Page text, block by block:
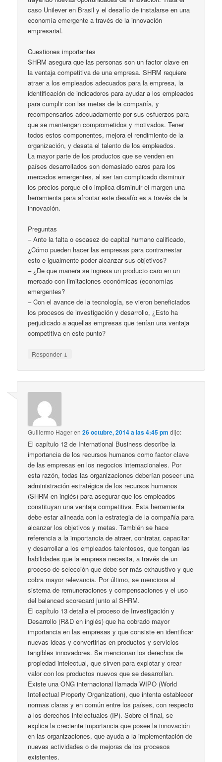
caso Unilever en Brasil y el desafío de instalarse en una
economía emergente a través de la innovación
empresarial.
Cuestiones importantes
SHRM asegura que las personas son un factor clave en
la ventaja competitiva de una empresa. SHRM requiere
atraer a los empleados adecuados para la empresa, la
identificación de indicadores para ayudar a los empleados
para cumplir con las metas de la compañía, y
recompensarlos adecuadamente por sus esfuerzos para
que se mantengan comprometidos y motivados. Tener
todos estos componentes, mejora el rendimiento de la
organización, y desata el talento de los empleados.
La mayor parte de los productos que se venden en
países desarrollados son demasiado caros para los
mercados emergentes, al ser tan complicado disminuir
los precios porque ello implica disminuir el margen una
herramienta para afrontar este desafío es a través de la
innovación.
Preguntas
– Ante la falta o escasez de capital humano calificado,
¿Cómo pueden hacer las empresas para contrarrestar
esto e igualmente poder alcanzar sus objetivos?
– ¿De que manera se ingresa un producto caro en un
mercado con limitaciones económicas (economías
emergentes?
– Con el avance de la tecnología, se vieron beneficiados
los procesos de investigación y desarrollo, ¿Esto ha
perjudicado a aquellas empresas que tenían una ventaja
competitiva en este punto?
Responder ↓
Guillermo Hageren26 octubre, 2014 a las 4:45 pm dijo:
El capítulo 12 de International Business describe la
importancia de los recursos humanos como factor clave
de las empresas en los negocios internacionales. Por
esta razón, todas las organizaciones deberían poseer una
administración estratégica de los recursos humanos
(SHRM en inglés) para asegurar que los empleados
constituyan una ventaja competitiva. Esta herramienta
debe estar alineada con la estrategia de la compañía para
alcanzar los objetivos y metas. También se hace
referencia a la importancia de atraer, contratar, capacitar
y desarrollar a los empleados talentosos, que tengan las
habilidades que la empresa necesita, a través de un
proceso de selección que debe ser más exhaustivo y que
cobra mayor relevancia. Por último, se menciona al
sistema de remuneraciones y compensaciones y el uso
del balanced scorecard junto al SHRM.
El capítulo 13 detalla el proceso de Investigación y
Desarrollo (R&D en inglés) que ha cobrado mayor
importancia en las empresas y que consiste en identificar
nuevas ideas y convertirlas en productos y servicios
tangibles innovadores. Se mencionan los derechos de
propiedad intelectual, que sirven para explotar y crear
valor con los productos nuevos que se desarrollan.
Existe una ONG internacional llamada WIPO (World
Intellectual Property Organization), que intenta establecer
normas claras y en común entre los países, con respecto
a los derechos intelectuales (IP). Sobre el final, se
explica la creciente importancia que posee la innovación
en las organizaciones, que ayuda a la implementación de
nuevas actividades o de mejoras de los procesos
existentes.